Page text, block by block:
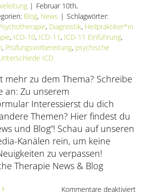
| Februar 10th,
Blog, News | Schlagwörter:
, Diagnostik, Heilpraktiker*in
, ICD-10, ICD-11 , ICD-11 Einführung,
, Prüfungsvorbereitung, psychische
ICD
mehr zu dem Thema? Schreibe
an: Zu unserem
Interessierst du dich
Themen? Hier findest du
und Blog“! Schau auf unseren
Kanälen rein, um keine
zu verpassen!
Therapie News & Blog
Kommentare deaktiviertfür